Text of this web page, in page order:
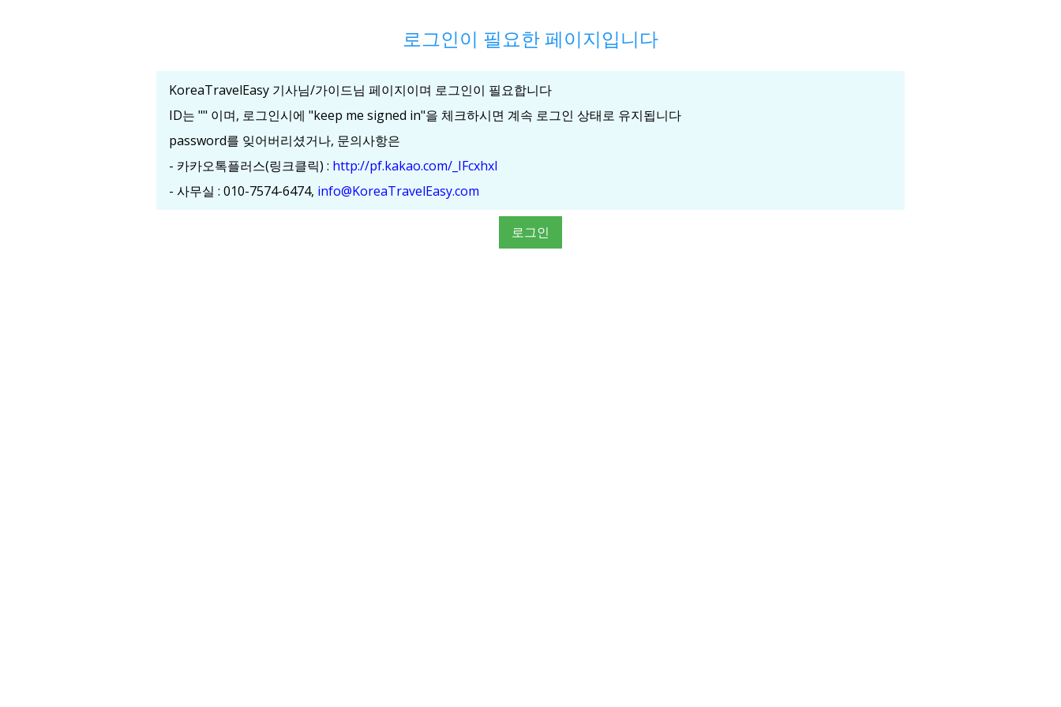
로그인이 필요한 페이지입니다
KoreaTravelEasy 기사님/가이드님 페이지이며 로그인이 필요합니다
ID는 "" 이며, 로그인시에 "keep me signed in"을 체크하시면 계속 로그인 상태로 유지됩니다
password를 잊어버리셨거나, 문의사항은
- 카카오톡플러스(링크클릭) : http://pf.kakao.com/_IFcxhxl
- 사무실 : 010-7574-6474, info@KoreaTravelEasy.com